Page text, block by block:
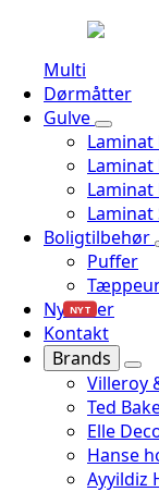
Multi
Dørmåtter
Gulve
Laminat
Laminat
Laminat
Laminat
Boligtilbehør
Puffer
Nyheder
NYT
Kontakt
Brands
Villeroy
Ted
Elle
Hanse
Ayyildiz